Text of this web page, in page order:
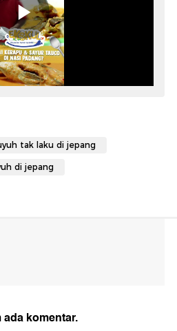
tak laku di jepang
di jepang
ada komentar.